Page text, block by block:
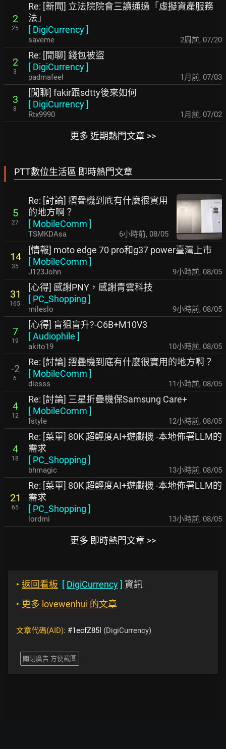
2
25
Re: [新聞] 立法院院會三讀通過「虛擬資產服務
法」
[ DigiCurrency]
saveme 2周前, 07/20
2
3
Re: [閒聊] 錢包被盜
[ DigiCurrency]
padmafeel 1月前, 07/03
3
8
[閒聊] fakir跟sdtty後來如何
[ DigiCurrency]
Rtx9990 1月前, 07/02
更多 近期熱門文章 >>
PTT數位生活區 即時熱門文章
5
27
Re: [討論] 摺疊機到底有什麼很實用
的地方啊？
[ MobileComm ]
TSMKDAsa 6小時前, 08/05
14
35
[情報] moto edge 70 pro和g37 power臺灣上市
[ MobileComm ]
J123John 9小時前, 08/05
31
165
[心得] 感謝PNY，感謝青雲科技
[ PC_Shopping ]
mileslo 9小時前, 08/05
7
19
[心得] 盲狙盲升?-C6B+M10V3
[Audiophile ]
akito19 10小時前, 08/05
-2
6
Re: [討論] 摺疊機到底有什麼很實用的地方啊？
[ MobileComm ]
diesss 11小時前, 08/05
4
12
Re: [討論] 三星折疊機保Samsung Care+
[ MobileComm ]
fstyle 12小時前, 08/05
4
18
Re: [菜單] 80K 超輕度AI+遊戲機 -本地佈署LLM的
需求
[ PC_Shopping ]
bhmagic 13小時前, 08/05
21
65
Re: [菜單] 80K 超輕度AI+遊戲機 -本地佈署LLM的
需求
[ PC_Shopping ]
lordmi 13小時前, 08/05
更多 即時熱門文章 >>
‣ 返回看板 [ DigiCurrency] 資訊
‣ 更多 lovewenhui 的文章
文章代碼(AID): #1ecfZ85l (DigiCurrency)
關閉廣告 方便截圖